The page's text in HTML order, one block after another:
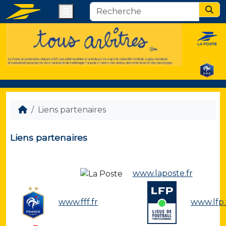
Liens partenaires
Liens partenaires
www.laposte.fr
www.fff.fr